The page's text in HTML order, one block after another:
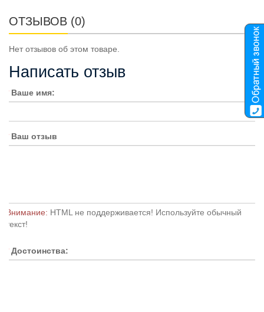
ОТЗЫВОВ (0)
Нет отзывов об этом товаре.
Написать отзыв
Ваше имя:
Ваш отзыв
Внимание: HTML не поддерживается! Используйте обычный
текст!
Достоинства: